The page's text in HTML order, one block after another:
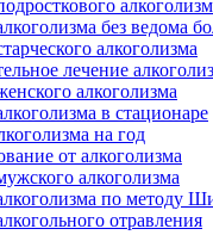
без ведома
алкоголизма
лечение
алкоголизма
в стационаре
на год
от алкоголизма
алкоголизма
по методу
отравления